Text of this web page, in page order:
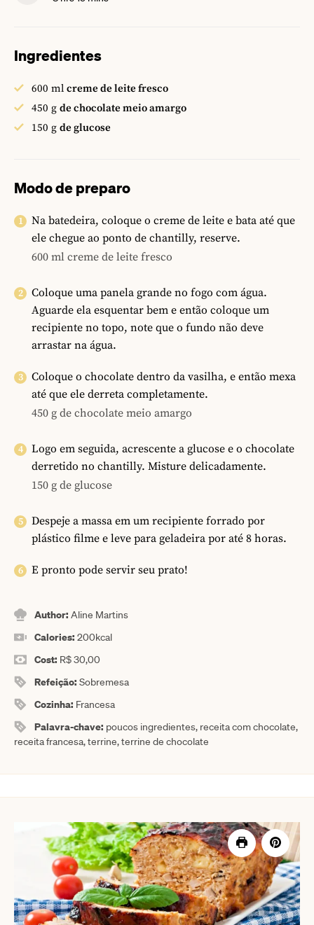
Ingredientes
600 ml creme de leite fresco
450 g de chocolate meio amargo
150 g de glucose
Modo de preparo
Na batedeira, coloque o creme de leite e bata até que
ele chegue ao ponto de chantilly, reserve.
600 ml creme de leite fresco
Coloque uma panela grande no fogo com água.
Aguarde ela esquentar bem e então coloque um
recipiente no topo, note que o fundo não deve
arrastar na água.
Coloque o chocolate dentro da vasilha, e então mexa
até que ele derreta completamente.
450 g de chocolate meio amargo
Logo em seguida, acrescente a glucose e o chocolate
derretido no chantilly. Misture delicadamente.
150 g de glucose
Despeje a massa em um recipiente forrado por
plástico filme e leve para geladeira por até 8 horas.
E pronto pode servir seu prato!
Author:Aline Martins
Calories:200kcal
Cost: R$ 30,00
Refeição:Sobremesa
Cozinha: Francesa
Palavra-chave: poucos ingredientes, receita com chocolate,
receita francesa, terrine, terrine de chocolate